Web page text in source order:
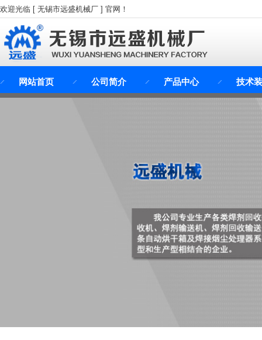
欢迎光临 [ 无锡市远盛机械厂 ] 官网！
网站首页 公司简介 产品中心 技术